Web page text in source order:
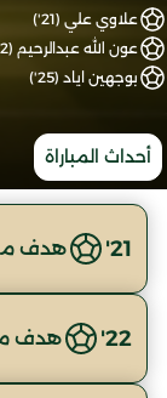
علاوي علي (21')
عون الله عبدالرحيم (22')
بوجهين اياد (25')
أحداث المباراة
21' هدف
22' هدف